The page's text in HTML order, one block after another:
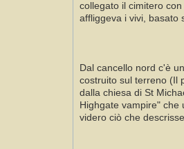
collegato il cimitero
affliggeva i vivi, basato
Dal cancello nord c'è
costruito sul terreno (Il
dalla chiesa di St
Highgate vampire"
videro ciò che